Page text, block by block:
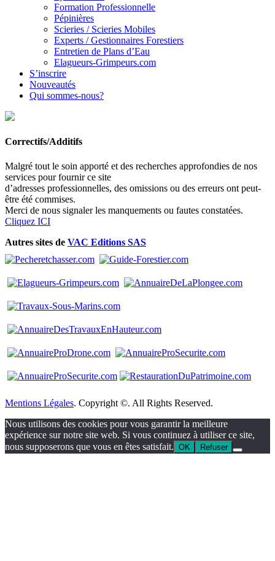
Formation Professionnelle
Pépinières
Scieries / Scieries Mobiles
Experts / Gestionnaires Forestiers
Entretien de Plans d’Eau
Elagueurs-Grimpeurs.com
S’inscrire
Nouveautés
Qui sommes-nous?
Correctifs/Additifs
Malgré tout le soin apporté et des recherches approfondies de nos
services pour fournir ce site
d’adresses professionnelles, des omissions ou des erreurs ont peut-
être été commises.
Merci de nous signaler les manquements ou fautes constatées.
Cliquez ICI
Autres sites de VAC Editions SAS
Mentions Légales. Copyright ©. All Rights Reserved.
Nous utilisons des cookies pour vous garantir la meilleure
expérience sur notre site web. Si vous continuez à utiliser ce site,
nous supposerons que vous en êtes satisfait. OK Refuser